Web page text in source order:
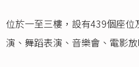
位於一至三樓，設有439個座
演、舞蹈表演、音樂會、電影